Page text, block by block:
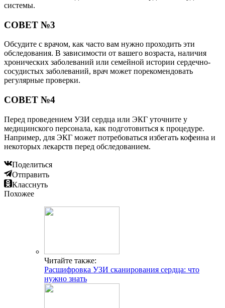
системы.
СОВЕТ №3
Обсудите с врачом, как часто вам нужно проходить эти
обследования. В зависимости от вашего возраста, наличия
хронических заболеваний или семейной истории сердечно-
сосудистых заболеваний, врач может порекомендовать
регулярные проверки.
СОВЕТ №4
Перед проведением УЗИ сердца или ЭКГ уточните у
медицинского персонала, как подготовиться к процедуре.
Например, для ЭКГ может потребоваться избегать кофеина и
некоторых лекарств перед обследованием.
Поделиться
Отправить
Класснуть
Похожее
Читайте также:
Расшифровка УЗИ сканирования сердца: что
нужно знать